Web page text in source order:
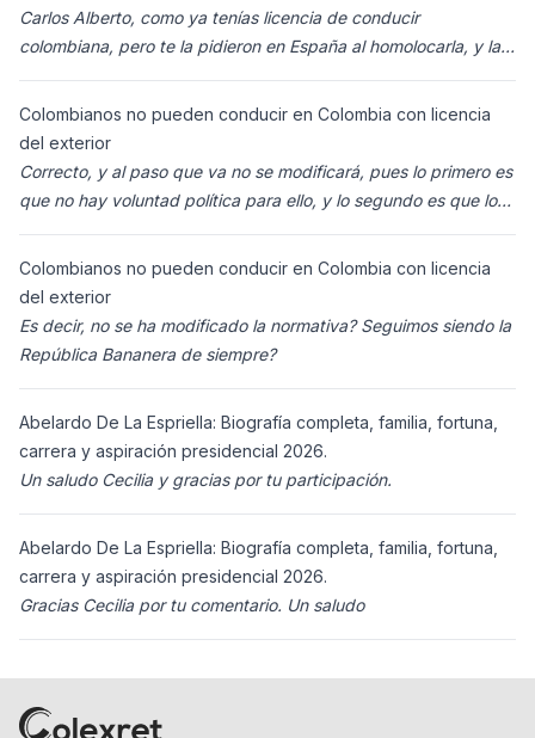
Carlos Alberto, como ya tenías licencia de conducir
colombiana, pero te la pidieron en España al homolocarla, y la
Colombianos no pueden conducir en Colombia con licencia
del exterior
Correcto, y al paso que va no se modificará, pues lo primero es
que no hay voluntad política para ello, y lo segundo es que los
Colombianos no pueden conducir en Colombia con licencia
del exterior
Es decir, no se ha modificado la normativa? Seguimos siendo la
República Bananera de siempre?
Abelardo De La Espriella: Biografía completa, familia, fortuna,
carrera y aspiración presidencial 2026.
Un saludo Cecilia y gracias por tu participación.
Abelardo De La Espriella: Biografía completa, familia, fortuna,
carrera y aspiración presidencial 2026.
Gracias Cecilia por tu comentario. Un saludo